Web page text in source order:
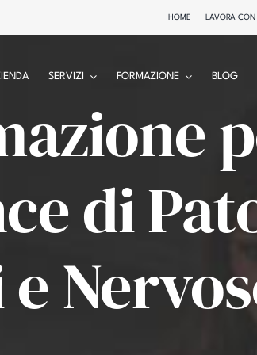
HOME LAVORA CON
SERVIZI FORMAZIONE BLOG
di